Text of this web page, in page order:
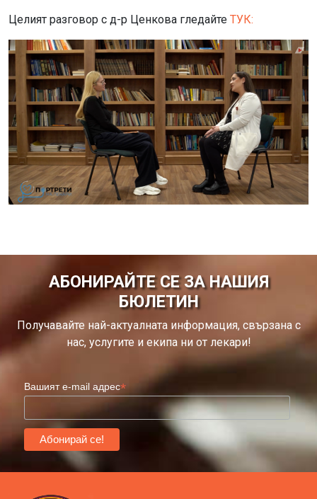
Целият разговор с д-р Ценкова гледайте ТУК:
АБОНИРАЙТЕ СЕ ЗА НАШИЯ
БЮЛЕТИН
Получавайте най-актуалната информация, свързана с
нас, услугите и екипа ни от лекари!
Вашият e-mail адрес*